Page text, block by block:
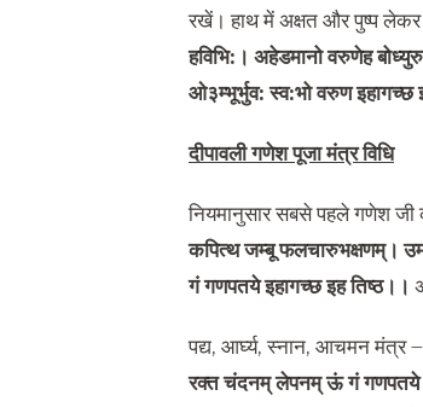
रखें। हाथ में अक्षत और पुष्प
हविभि: । अहेडमानो वरुणेह
ओ३म्भूर्भुव:स्व:भो वरुण इहागच्छ
दीपावली गणेश पूजा मंत्र विधि
नियमानुसार सबसे पहले गणेश
कपित्थ जम्बू फलचारुभक्षणम्।
गं गणपतये इहागच्छ इह तिष्ठ।।
पद्य, आर्घ्य,स्नान, आचमन मंत्र
रक्त चंदनम् लेपनम् ऊं गं